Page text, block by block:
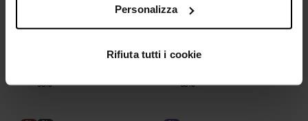
Personalizza
Rifiuta tutti i cookie
Giacca Da Ciclismo
% %
Gilet Air Cocoon da donna
-30% -30%